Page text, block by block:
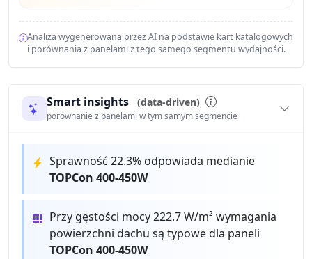
Analiza wygenerowana przez AI na podstawie kart katalogowych
i porównania z panelami z tego samego segmentu wydajności.
Smart insights (data-driven)
porównanie z panelami w tym samym segmencie
Sprawność 22.3% odpowiada medianie
TOPCon 400-450W
Przy gęstości mocy 222.7 W/m² wymagania
powierzchni dachu są typowe dla paneli
TOPCon 400-450W